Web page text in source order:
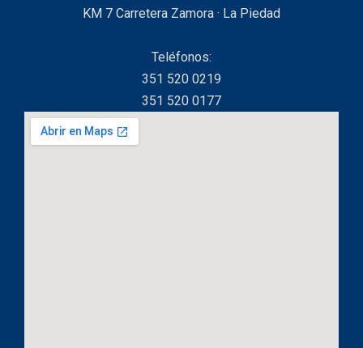
KM 7 Carretera Zamora · La Piedad
Teléfonos:
351 520 0219
351 520 0177